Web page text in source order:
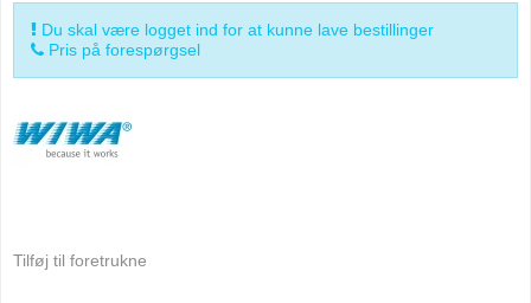
Du skal være logget ind for at kunne lave bestillinger
Pris på forespørgsel
Tilføj til foretrukne